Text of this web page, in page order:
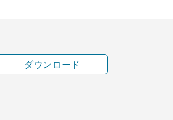
ダウンロード